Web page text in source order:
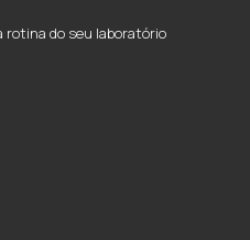
rotina do seu laboratório